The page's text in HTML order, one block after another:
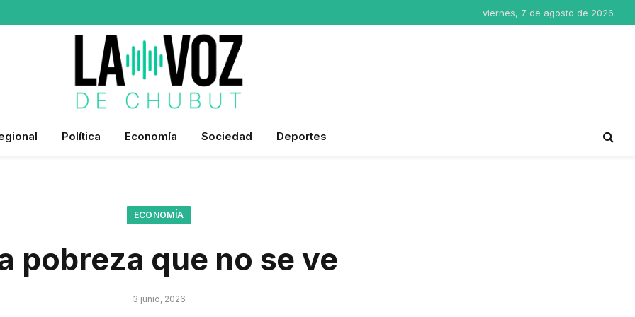
viernes, 7 de agosto de 2026
Política Economía Sociedad Deportes
ECONOMÍA
pobreza que no se ve
3 junio, 2026